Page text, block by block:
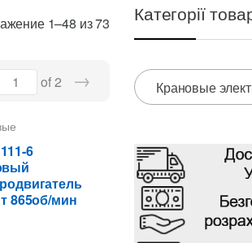
1–48 из 73 Цены:
of 2
→
6
865об/мин
Категорії
Крановые